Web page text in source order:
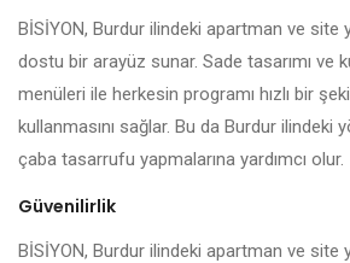
BİSİYON, Burdur ilindeki apartman ve site
dostu bir arayüz sunar. Sade tasarımı ve
menüleri ile herkesin programı hızlı bir
kullanmasını sağlar. Bu da Burdur ilindeki
çaba tasarrufu yapmalarına yardımcı olur.
Güvenilirlik
BİSİYON, Burdur ilindeki apartman ve site